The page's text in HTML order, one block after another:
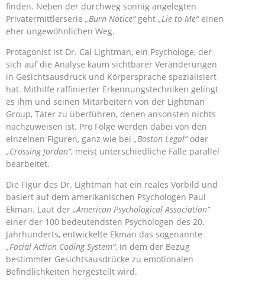
finden. Neben der durchweg sonnig angelegten
Privatermittlerserie „Burn Notice“geht „Lie to Me“einen
eher ungewöhnlichen Weg.
Protagonist ist Dr. Cal Lightman, ein Psychologe, der
sich auf die Analyse kaum sichtbarer Veränderungen
in Gesichtsausdruck und Körpersprache spezialisiert
hat. Mithilfe raffinierter Erkennungstechniken gelingt
es ihm und seinen Mitarbeitern von der Lightman
Group, Täter zu überführen, denen ansonsten nichts
nachzuweisen ist. Pro Folge werden dabei von den
einzelnen Figuren, ganz wie bei „Boston Legal“oder
„Crossing Jordan“, meist unterschiedliche Fälle parallel
bearbeitet.
Die Figur des Dr. Lightman hat ein reales Vorbild und
basiert auf dem amerikanischen Psychologen Paul
Ekman. Laut der „American Psychological Association“
einer der 100 bedeutendsten Psychologen des 20.
Jahrhunderts, entwickelte Ekman das sogenannte
„Facial Action Coding System“, in dem der Bezug
bestimmter Gesichtsausdrücke zu emotionalen
Befindlichkeiten hergestellt wird.